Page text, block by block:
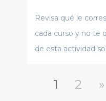
Revisa qué le
cada curso y no te
de esta actividad
1 2 »